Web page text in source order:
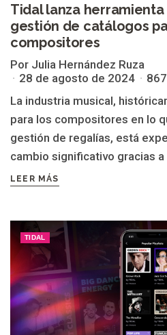
Tidal lanza
gestión de catálogos
compositores
Por Julia Hernández Ruza
28 de agosto de 2024
La industria musical,
para los compositores en lo
gestión de regalías, está
cambio significativo gracias a
LEER MÁS
TIDAL